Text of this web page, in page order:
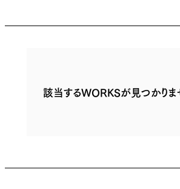
該当するWORKSが見つかりま